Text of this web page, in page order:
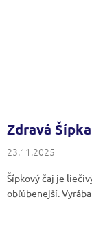
Zdravá Šípka
23.11.2025
Šípkový čaj je
obľúbenejší. Vyrába